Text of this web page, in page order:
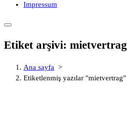
Impressum
Etiket arşivi: mietvertrag
Ana sayfa >
Etiketlenmiş yazılar "mietvertrag"